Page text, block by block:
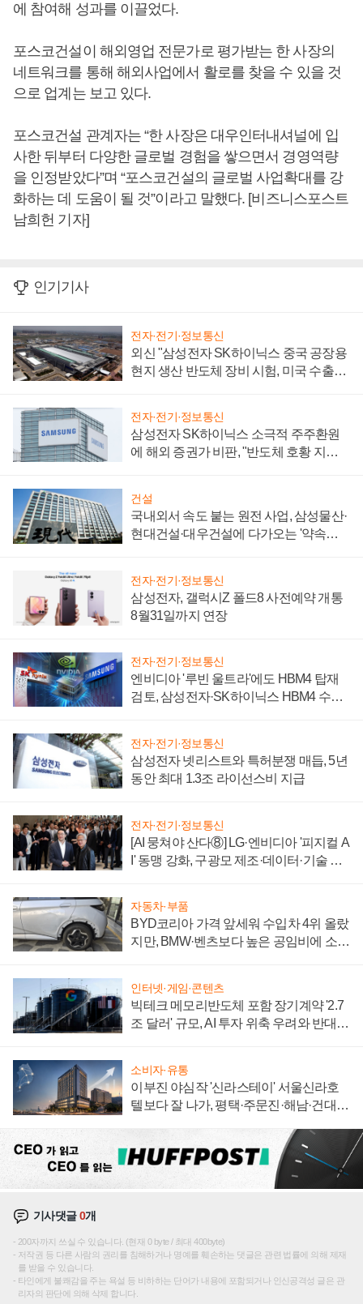
에 참여해 성과를 이끌었다.
포스코건설이 해외영업 전문가로 평가받는 한 사장의
네트워크를 통해 해외사업에서 활로를 찾을 수 있을 것
으로 업계는 보고 있다.
포스코건설 관계자는 “한 사장은 대우인터내셔널에 입
사한 뒤부터 다양한 글로벌 경험을 쌓으면서 경영역량
을 인정받았다”며 “포스코건설의 글로벌 사업확대를 강
화하는 데 도움이 될 것”이라고 말했다. [비즈니스포스트
남희헌 기자]
인기기사
전자·전기·정보통신
외신 "삼성전자 SK하이닉스 중국 공장용
현지 생산 반도체 장비 시험, 미국 수출통
전자·전기·정보통신
삼성전자 SK하이닉스 소극적 주주환원
에 해외 증권가 비판, "반도체 호황 지속
건설
국내외서 속도 붙는 원전 사업, 삼성물산·
현대건설·대우건설에 다가오는 '약속의
전자·전기·정보통신
삼성전자, 갤럭시Z 폴드8 사전예약 개통
8월31일까지 연장
전자·전기·정보통신
엔비디아 '루빈 울트라'에도 HBM4 탑재
검토, 삼성전자·SK하이닉스 HBM4 수율
전자·전기·정보통신
삼성전자 넷리스트와 특허분쟁 매듭, 5년
동안 최대 1.3조 라이선스비 지급
전자·전기·정보통신
[AI 뭉쳐야 산다⑧] LG·엔비디아 '피지컬 A
I' 동맹 강화, 구광모 제조·데이터·기술 결
자동차·부품
BYD코리아 가격 앞세워 수입차 4위 올랐
지만, BMW·벤츠보다 높은 공임비에 소비
인터넷·게임·콘텐츠
빅테크 메모리반도체 포함 장기계약 '2.7
조 달러' 규모, AI 투자 위축 우려와 반대
소비자·유통
이부진 야심작 '신라스테이' 서울신라호
텔보다 잘 나가, 평택·주문진·해남·건대로
기사댓글0개
200자까지 쓰실 수 있습니다. (현재 0 byte / 최대 400byte)
저작권 등 다른 사람의 권리를 침해하거나 명예를 훼손하는 댓글은 관련 법률에 의해 제재
를 받을 수 있습니다.
타인에게 불쾌감을 주는 욕설 등 비하하는 단어가 내용에 포함되거나 인신공격성 글은 관
리자의 판단에 의해 삭제 합니다.